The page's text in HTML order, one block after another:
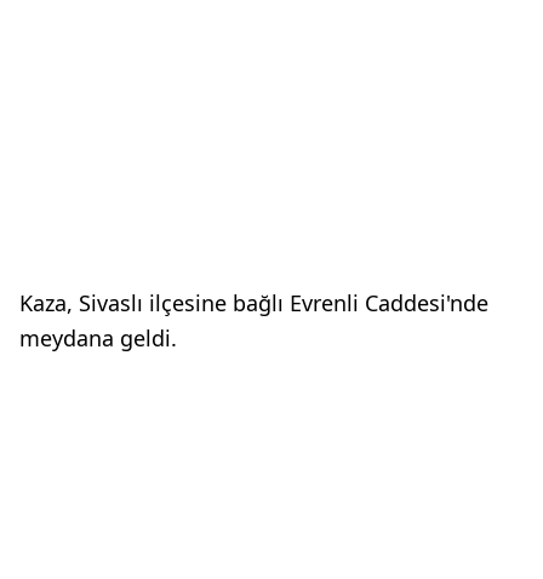
Kaza, Sivaslı ilçesine bağlı Evrenli Caddesi'nde
meydana geldi.